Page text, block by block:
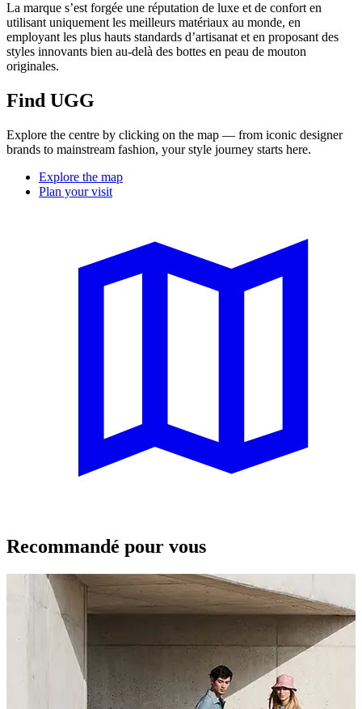
La marque s’est forgée une réputation de luxe et de confort en
utilisant uniquement les meilleurs matériaux au monde, en
employant les plus hauts standards d’artisanat et en proposant des
styles innovants bien au-delà des bottes en peau de mouton
originales.
Find UGG
Explore the centre by clicking on the map — from iconic designer
brands to mainstream fashion, your style journey starts here.
Explore the map
Plan your visit
Recommandé pour vous